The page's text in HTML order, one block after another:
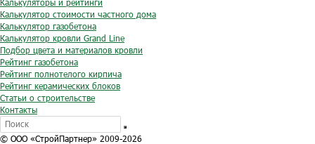
Калькуляторы и рейтинги
Калькулятор стоимости частного дома
Калькулятор газобетона
Калькулятор кровли Grand Line
Подбор цвета и материалов кровли
Рейтинг газобетона
Рейтинг полнотелого кирпича
Рейтинг керамических блоков
Статьи о строительстве
Контакты
© ООО «СтройПартнер» 2009-2026